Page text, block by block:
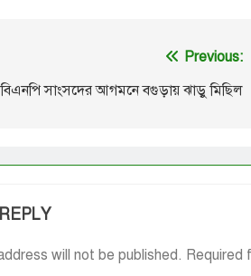
Previous:
বিএনপি সাংসদের আগমনে বগুড়ায় ঝাড়ু মিছিল
will not be published. Required